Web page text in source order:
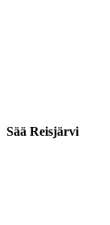
Sää Reisjärvi